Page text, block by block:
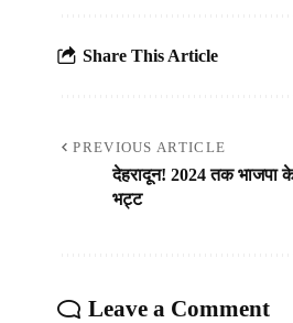
Share This Article
PREVIOUS ARTICLE
देहरादून! 2024 तक भाजपा
भट्ट
Leave a Comment